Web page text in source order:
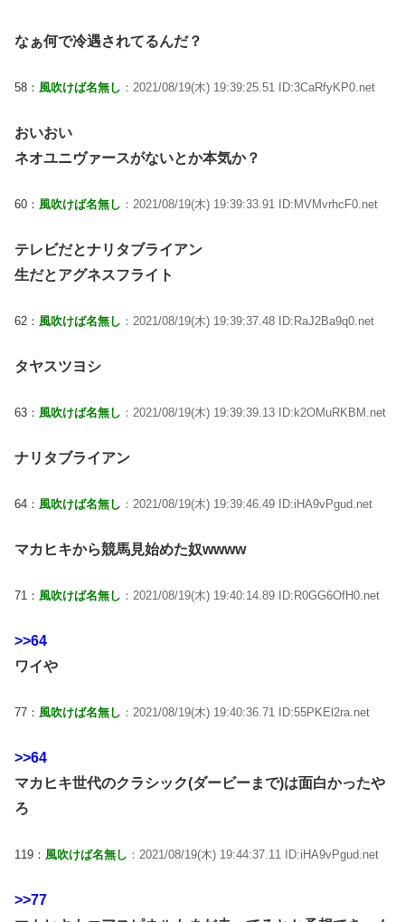
なぁ何で冷遇されてるんだ？
58： 風吹けば名無し ：2021/08/19(木) 19:39:25.51 ID:3CaRfyKP0.net
おいおい
ネオユニヴァースがないとか本気か？
60： 風吹けば名無し ：2021/08/19(木) 19:39:33.91 ID:MVMvrhcF0.net
テレビだとナリタブライアン
生だとアグネスフライト
62： 風吹けば名無し ：2021/08/19(木) 19:39:37.48 ID:RaJ2Ba9q0.net
タヤスツヨシ
63： 風吹けば名無し ：2021/08/19(木) 19:39:39.13 ID:k2OMuRKBM.net
ナリタブライアン
64： 風吹けば名無し ：2021/08/19(木) 19:39:46.49 ID:iHA9vPgud.net
マカヒキから競馬見始めた奴wwww
71： 風吹けば名無し ：2021/08/19(木) 19:40:14.89 ID:R0GG6OfH0.net
>>64
ワイや
77： 風吹けば名無し ：2021/08/19(木) 19:40:36.71 ID:55PKEl2ra.net
>>64
マカヒキ世代のクラシック(ダービーまで)は面白かったや
ろ
119： 風吹けば名無し ：2021/08/19(木) 19:44:37.11 ID:iHA9vPgud.net
>>77